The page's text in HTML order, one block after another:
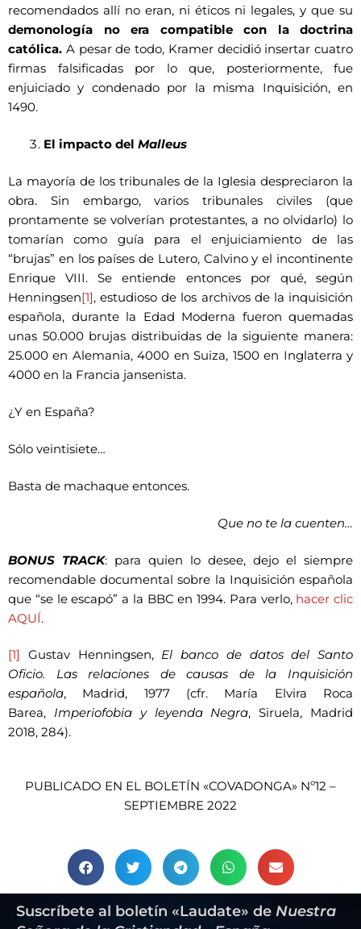
recomendados allí no eran, ni éticos ni legales, y que su
demonología no era compatible con la doctrina
católica. A pesar de todo, Kramer decidió insertar cuatro
firmas falsificadas por lo que, posteriormente, fue
enjuiciado y condenado por la misma Inquisición, en
1490.
El impacto del Malleus
La mayoría de los tribunales de la Iglesia despreciaron la
obra. Sin embargo, varios tribunales civiles (que
prontamente se volverían protestantes, a no olvidarlo) lo
tomarían como guía para el enjuiciamiento de las
“brujas” en los países de Lutero, Calvino y el incontinente
Enrique VIII. Se entiende entonces por qué, según
Henningsen[1], estudioso de los archivos de la inquisición
española, durante la Edad Moderna fueron quemadas
unas 50.000 brujas distribuidas de la siguiente manera:
25.000 en Alemania, 4000 en Suiza, 1500 en Inglaterra y
4000 en la Francia jansenista.
¿Y en España?
Sólo veintisiete…
Basta de machaque entonces.
Que no te la cuenten…
BONUS TRACK: para quien lo desee, dejo el siempre
recomendable documental sobre la Inquisición española
que “se le escapó” a la BBC en 1994. Para verlo, hacer clic
AQUÍ.
[1] Gustav Henningsen, El banco de datos del Santo
Oficio. Las relaciones de causas de la Inquisición
española, Madrid, 1977 (cfr. María Elvira Roca
Barea, Imperiofobia y leyenda Negra, Siruela, Madrid
2018, 284).
PUBLICADO EN EL BOLETÍN «COVADONGA» Nº12 –
SEPTIEMBRE 2022
Suscríbete al boletín «Laudate» de Nuestra